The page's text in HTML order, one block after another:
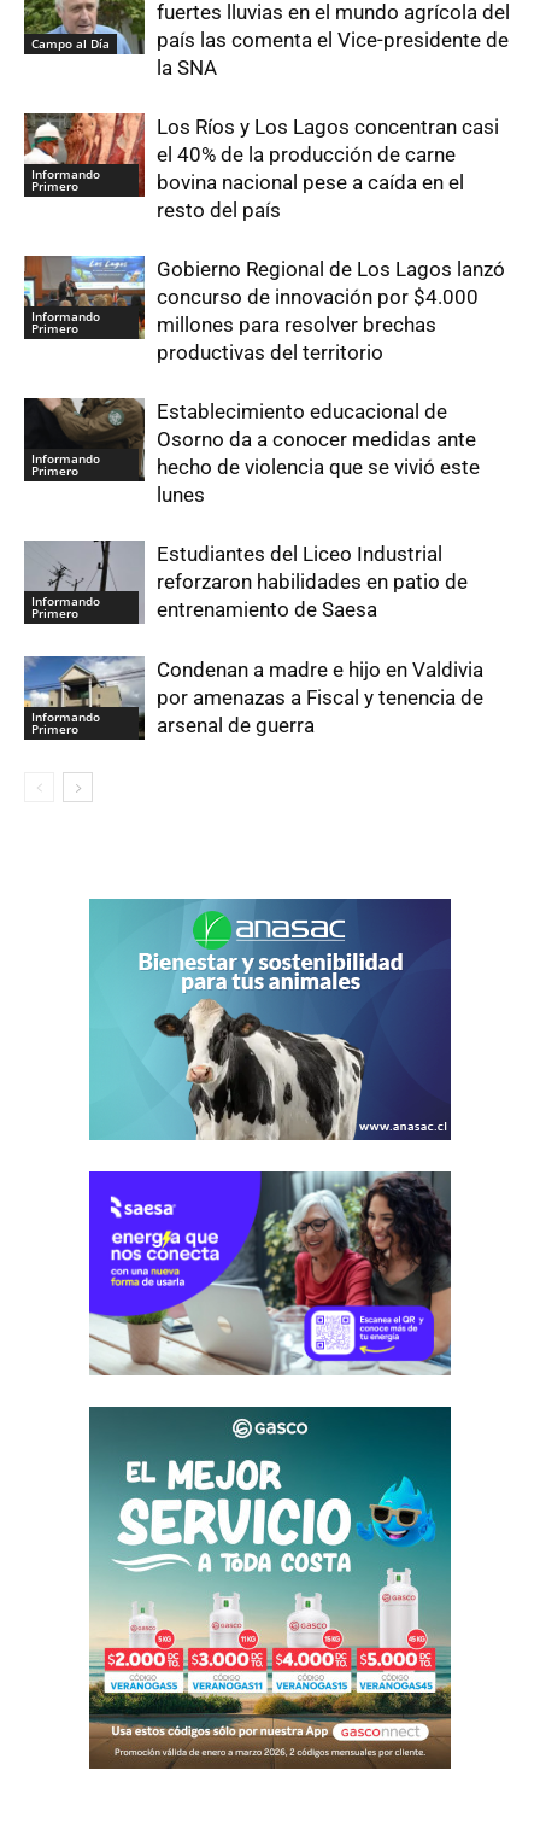
Campo al Día
fuertes lluvias en el mundo agrícola del
país las comenta el Vice-presidente de
la SNA
Informando
Primero
Los Ríos y Los Lagos concentran casi
el 40% de la producción de carne
bovina nacional pese a caída en el
resto del país
Informando
Primero
Gobierno Regional de Los Lagos lanzó
concurso de innovación por $4.000
millones para resolver brechas
productivas del territorio
Informando
Primero
Establecimiento educacional de
Osorno da a conocer medidas ante
hecho de violencia que se vivió este
lunes
Informando
Primero
Estudiantes del Liceo Industrial
reforzaron habilidades en patio de
entrenamiento de Saesa
Informando
Primero
Condenan a madre e hijo en Valdivia
por amenazas a Fiscal y tenencia de
arsenal de guerra